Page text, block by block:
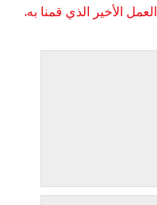
العمل الأخير الذي قمنا به.